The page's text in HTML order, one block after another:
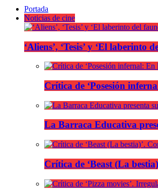
Portada
Noticias de cine
‘Aliens’, ‘Tesis’ y ‘El
Crítica de ‘Posesión
La Barraca Educativa
Crítica de ‘Beast (La